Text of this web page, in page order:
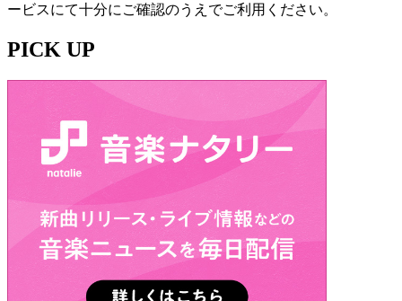
ービスにて十分にご確認のうえでご利用ください。
PICK UP